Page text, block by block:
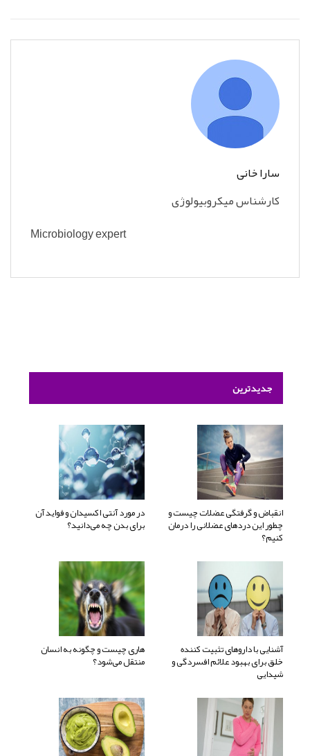
سارا خانی
کارشناس میکروبیولوژی
Microbiology expert
جدیدترین
انقباض و گرفتگی عضلات چیست و
چطور این دردهای عضلانی را درمان
کنیم؟
در مورد آنتی اکسیدان و فواید آن
برای بدن چه می‌دانید؟
آشنایی با داروهای تثبیت کننده
خلق برای بهبود علائم افسردگی و
شیدایی
هاری چیست و چگونه به انسان
منتقل می‌شود؟